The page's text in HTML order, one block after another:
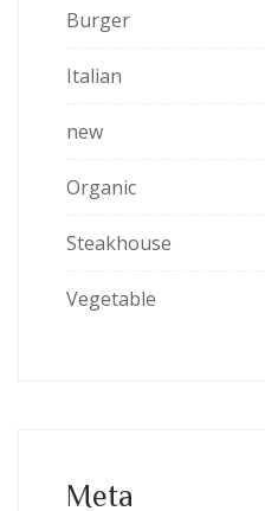
Burger
Italian
new
Organic
Steakhouse
Vegetable
Meta